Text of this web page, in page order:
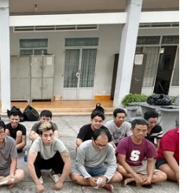
dân tổ 5, ngõ Kim Quan,
(Ảnh: Minh Quyết/TTXVN)
điện 1436/CĐ-BYT về
xét nghiệm và một số
dịch COVID-19 khi thực
tăng cường giãn cách